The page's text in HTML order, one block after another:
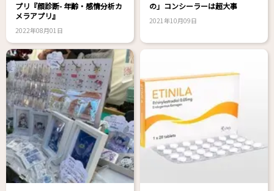
プリ『顔診断- 年齢・感情分析カ
メラアプリ』
2022年08月01日
の」コンシーラーは超大事
2021年10月09日